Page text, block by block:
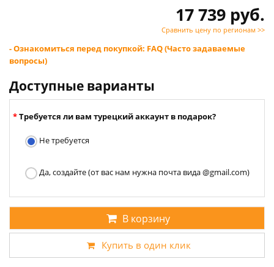
17 739 руб.
Сравнить цену по регионам >>
- Ознакомиться перед покупкой: FAQ (Часто задаваемые
вопросы)
Доступные варианты
Требуется ли вам турецкий аккаунт в подарок?
Не требуется
Да, создайте (от вас нам нужна почта вида @gmail.com)
В корзину
Купить в один клик